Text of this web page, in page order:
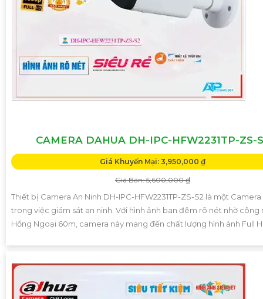
CAMERA DAHUA DH-IPC-HFW2231TP-ZS-
Giá Khuyến Mại: 3,950,000 ₫
Giá Bán: 5,600,000 ₫
Thiết bị Camera An Ninh DH-IPC-HFW2231TP-ZS-S2 là một
trong việc giám sát an ninh. Với hình ảnh ban đêm rõ nét nhờ công
Hồng Ngoại 60m, camera này mang đến chất lượng hình ảnh Full